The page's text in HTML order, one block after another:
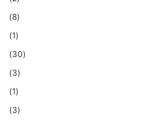
(8)
(1)
(30)
(3)
(1)
(3)